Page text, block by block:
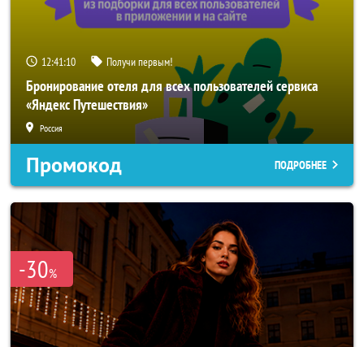
12:41:08 Получи первым!
Бронирование отеля для всех пользователей сервиса
«Яндекс Путешествия»
Россия
Промокод ПОДРОБНЕЕ
-30%